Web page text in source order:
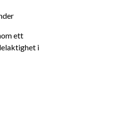
ett
i